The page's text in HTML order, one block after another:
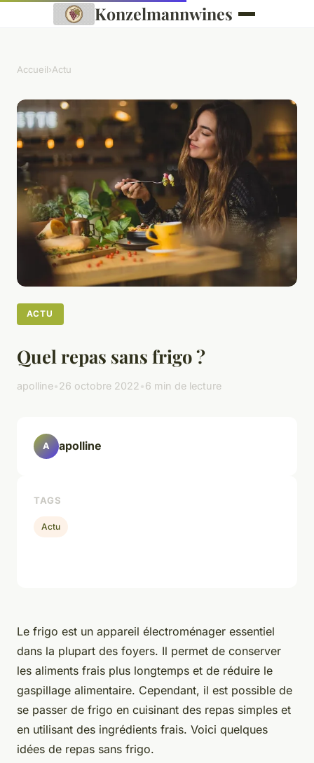
Konzelmannwines
Accueil›Actu
ACTU
Quel repas sans frigo ?
apolline•26 octobre 2022•6 min de lecture
Le frigo est un appareil électroménager essentiel
dans la plupart des foyers. Il permet de conserver
les aliments frais plus longtemps et de réduire le
gaspillage alimentaire. Cependant, il est possible de
se passer de frigo en cuisinant des repas simples et
en utilisant des ingrédients frais. Voici quelques
idées de repas sans frigo.
A apolline
TAGS
Actu